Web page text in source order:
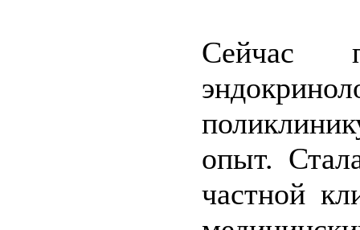
Сейчас
опыт.
частной